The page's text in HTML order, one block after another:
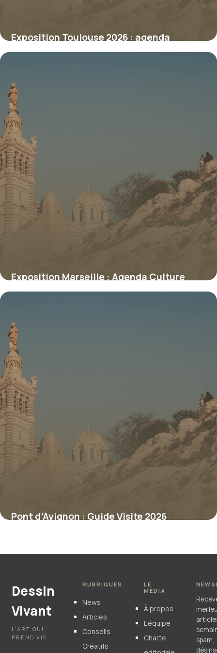
Exposition Toulouse 2026 : agenda
culturel
Exposition Marseille : Agenda Culture
2026
Pont d’Avignon : Guide Visite 2026
Dessin
Vivant
L'ART QUI
PREND VIE
RUBRIQUES
News
Articles
Conseils
Créatifs
LE
MÉDIA
À propos
L'équipe
Charte
spam,